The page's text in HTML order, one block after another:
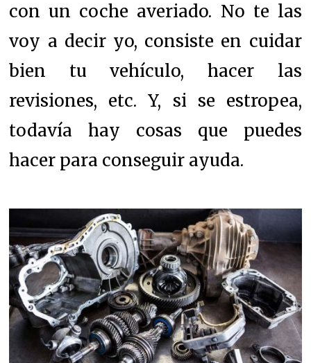
con un coche averiado. No te las
voy a decir yo, consiste en cuidar
bien tu vehículo, hacer las
revisiones, etc. Y, si se estropea,
todavía hay cosas que puedes
hacer para conseguir ayuda.